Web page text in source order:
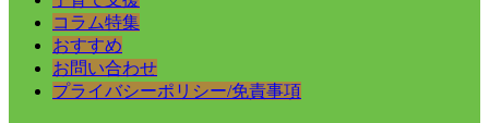
コラム特集
おすすめ
お問い合わせ
プライバシーポリシー/免責事項